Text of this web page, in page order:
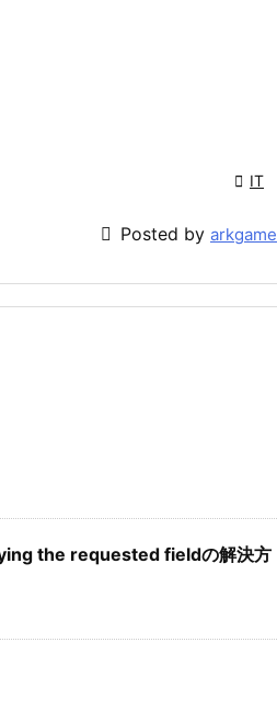
 IT
 Posted by arkgame
the requested fieldの解決方